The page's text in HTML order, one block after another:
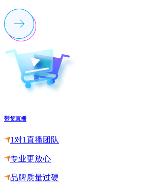
带货直播
1对1直播团队
专业更放心
品牌质量过硬